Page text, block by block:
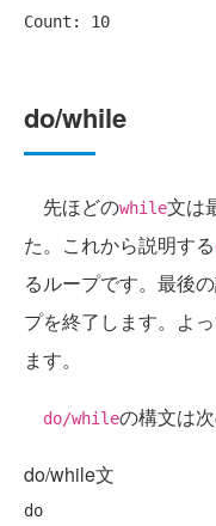
do/while
先ほどのwhile文は
た。これから説明する
るループです。最後
プを終了します。よ
ます。
do/whileの構文は次
do/while文
do